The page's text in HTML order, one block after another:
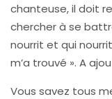
chanteuse, il doit
chercher à se
nourrit et qui
m’a trouvé ». A
Vous savez tous